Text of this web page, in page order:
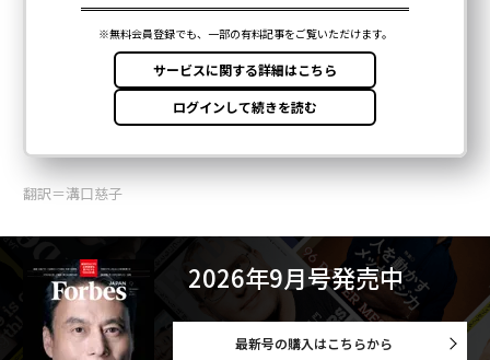
翻訳＝溝口慈子
2026年9月号発売中
最新号の購入はこちらから